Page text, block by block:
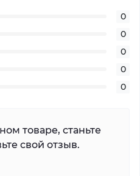
0
0
0
0
0
товаре, станьте
свой отзыв.